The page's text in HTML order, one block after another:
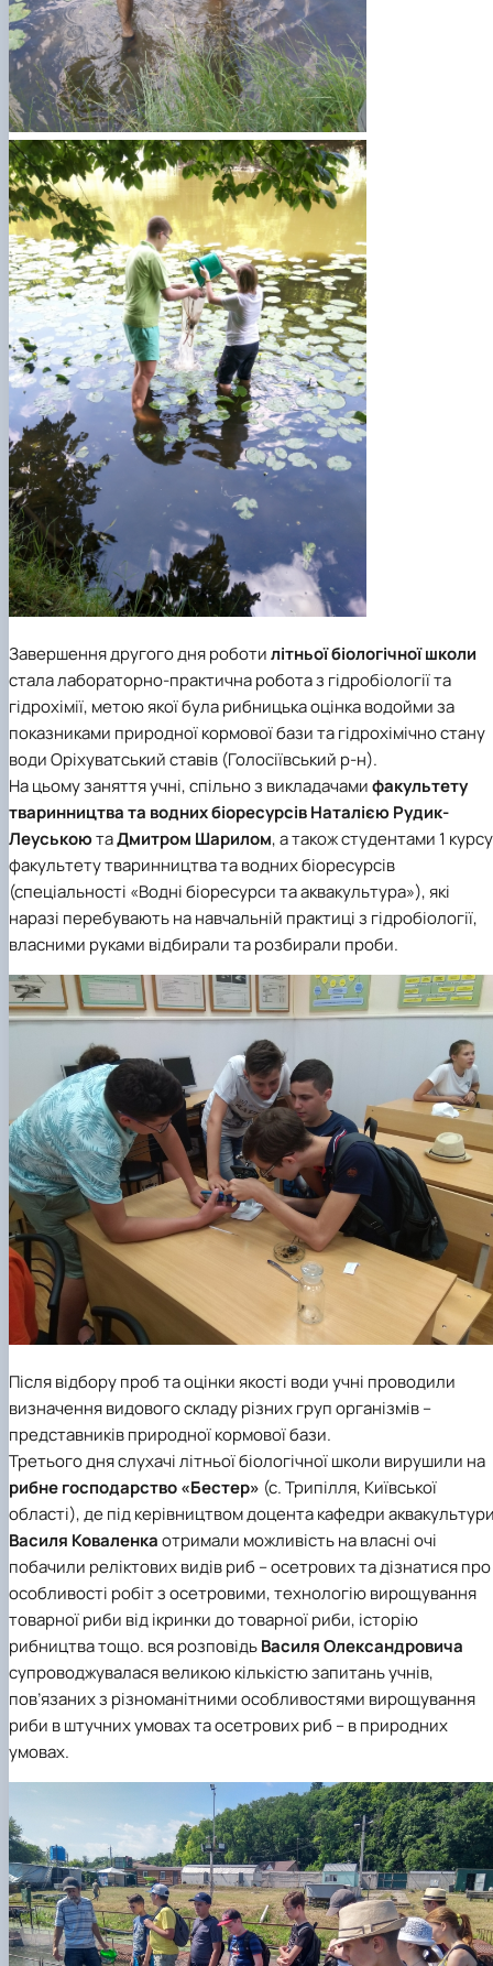
Завершення другого дня роботилітньої біологічної школи
стала лабораторно-практична робота з гідробіології та
гідрохімії, метою якої була рибницька оцінка водойми за
показниками природної кормової бази та гідрохімічно стану
води Оріхуватський ставів (Голосіївський р-н).
На цьому заняття учні, спільно з викладачамифакультету
тваринництва та водних біоресурсівНаталією Рудик-
ЛеуськоютаДмитром Шарилом, а також студентами 1 курсу
факультету тваринництва та водних біоресурсів
(спеціальності «Водні біоресурси та аквакультура»), які
наразі перебувають на навчальній практиці з гідробіології,
власними руками відбирали та розбирали проби.
Після відбору проб та оцінки якості води учні проводили
визначення видового складу різних груп організмів –
представників природної кормової бази.
Третього дня слухачі літньої біологічної школи вирушили на
рибне господарство «Бестер» (с. Трипілля, Київської
області), де під керівництвом доцентакафедри
Василя Коваленкаотримали можливість на власні очі
побачили реліктових видів риб – осетрових та дізнатися про
особливості робіт з осетровими, технологію вирощування
товарної риби від ікринки до товарної риби, історію
рибництва тощо. вся розповідьВасиляОлександровича
супроводжувалася великою кількістю запитань учнів,
пов’язаних з різноманітними особливостями вирощування
риби в штучних умовах та осетрових риб – в природних
умовах.